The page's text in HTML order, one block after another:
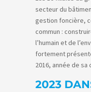
secteur du
gestion foncière,
commun :
l’humain et de
fortement
2016, année de sa
2023